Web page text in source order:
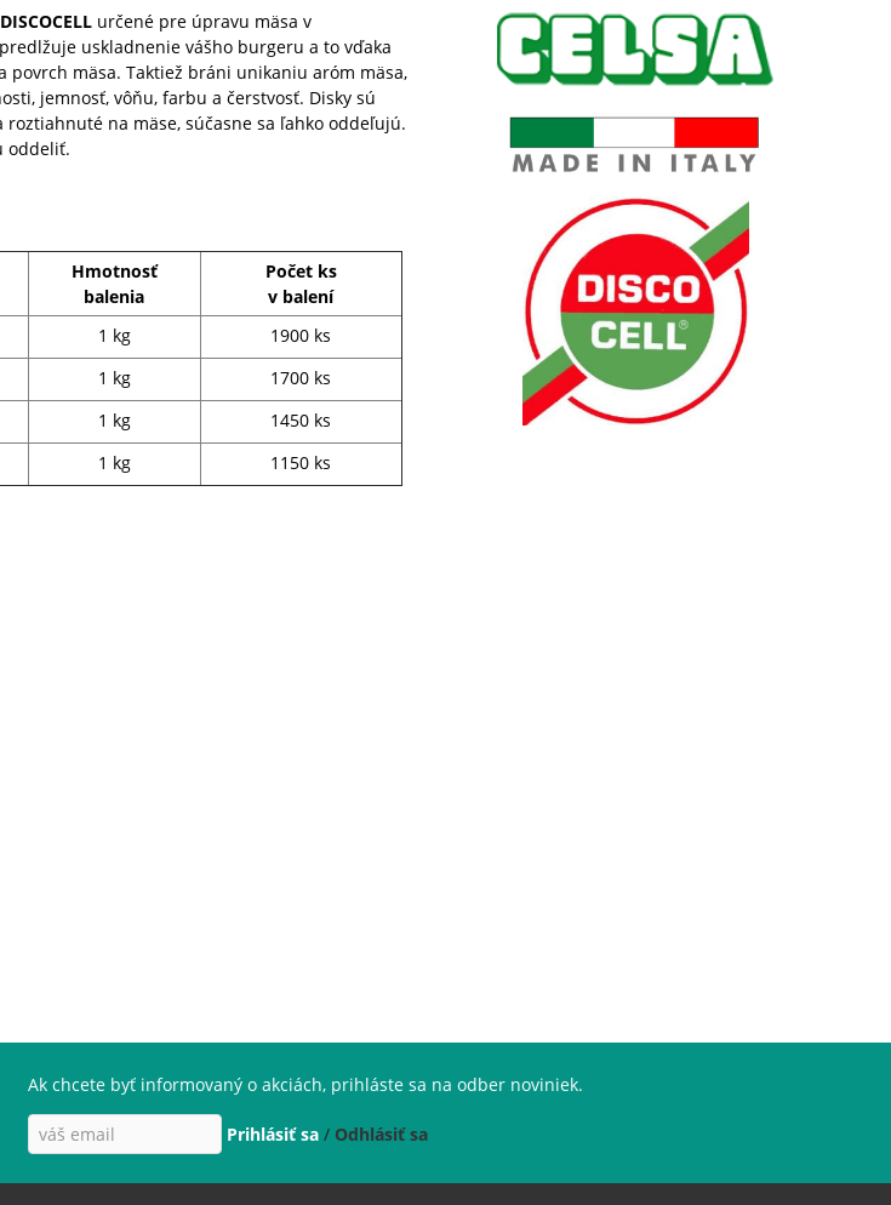
DISCOCELLurčené pre úpravu mäsa v
uskladnenie vášho burgeru a to vďaka
mäsa. Taktiež bráni unikaniu aróm mäsa,
jemnosť, vôňu, farbu a čerstvosť. Disky sú
na mäse, súčasne sa ľahko oddeľujú.
oddeliť.
Hmotnosť
balenia
Počet ks
v balení
1 kg
1900 ks
1 kg
1700 ks
1 kg
1450 ks
1 kg 1150 ks
Ak chcete byť informovaný o akciách, prihláste sa na odber noviniek.
Prihlásiť sa / Odhlásiť sa